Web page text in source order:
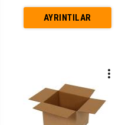
AYRINTILAR